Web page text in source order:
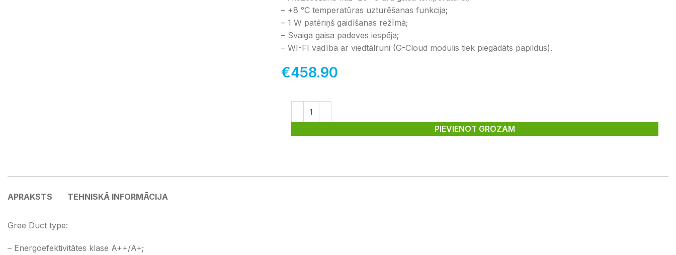
– +8 °C temperatūras uzturēšanas funkcija;
– 1 W patēriņš gaidīšanas režīmā;
– Svaiga gaisa padeves iespēja;
– WI-FI vadība ar viedtālruni (G-Cloud modulis tiek piegādāts papildus).
€458.90
PIEVIENOT GROZAM
APRAKSTS TEHNISKĀ INFORMĀCIJA
Gree Duct type:
– Energoefektivitātes klase A++/A+;